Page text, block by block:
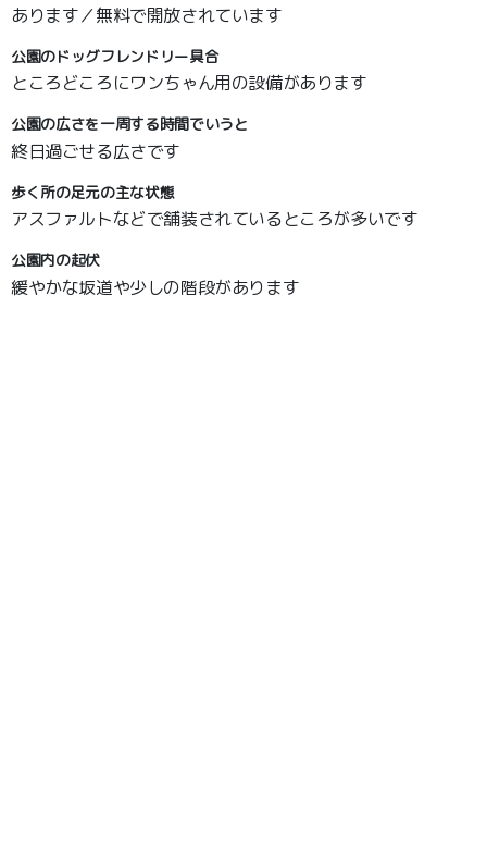
あります／無料で開放されています
公園のドッグフレンドリー具合
ところどころにワンちゃん用の設備があります
公園の広さを一周する時間でいうと
終日過ごせる広さです
歩く所の足元の主な状態
アスファルトなどで舗装されているところが多いです
公園内の起伏
緩やかな坂道や少しの階段があります